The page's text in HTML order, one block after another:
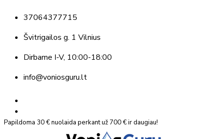
37064377715
Švitrigailos g. 1 Vilnius
Dirbame I-V, 10:00-18:00
info@voniosguru.lt
Papildoma 30 € nuolaida perkant už 700 € ir daugiau!